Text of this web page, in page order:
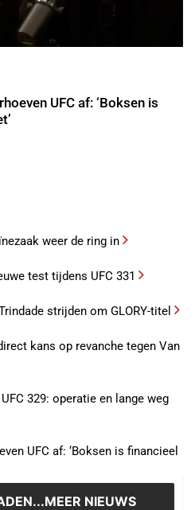
UFC af: ‘Boksen is
weer de ring in
test tijdens UFC 331
strijden om GLORY-titel
kans op revanche tegen Van
329: operatie en lange weg
UFC af: ‘Boksen is financieel
NIEUWS